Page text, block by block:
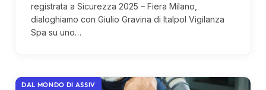
registrata a Sicurezza 2025 – Fiera Milano,
dialoghiamo con Giulio Gravina di Italpol Vigilanza
Spa su uno…
DAL MONDO DI ASSIV